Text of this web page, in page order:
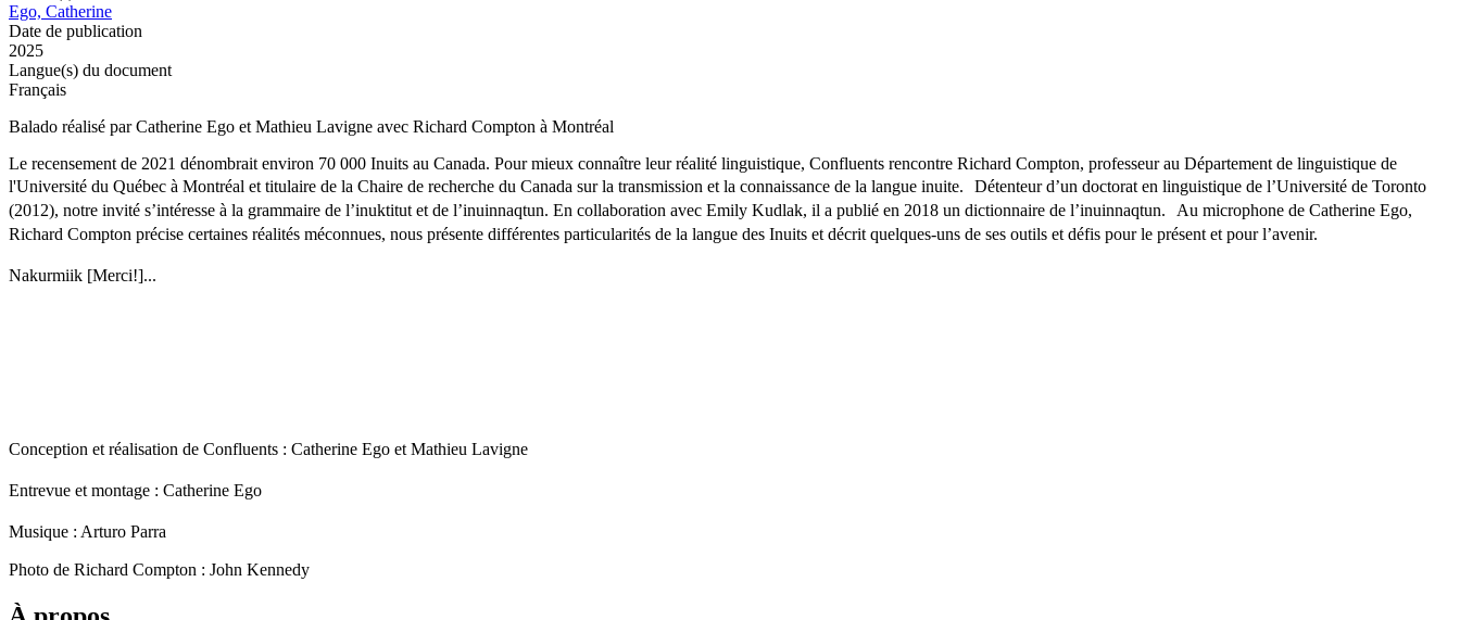
Ego, Catherine
Date de publication
2025
Langue(s) du document
Français
Balado réalisé par Catherine Ego et Mathieu Lavigne avec Richard Compton à Montréal
Le recensement de 2021 dénombrait environ 70 000 Inuits au Canada. Pour mieux connaître leur réalité linguistique, Confluents rencontre Richard Compton, professeur au Département de linguistique de
l'Université du Québec à Montréal et titulaire de la Chaire de recherche du Canada sur la transmission et la connaissance de la langue inuite. Détenteur d’un doctorat en linguistique de l’Université de Toronto
(2012), notre invité s’intéresse à la grammaire de l’inuktitut et de l’inuinnaqtun. En collaboration avec Emily Kudlak, il a publié en 2018 un dictionnaire de l’inuinnaqtun. Au microphone de Catherine Ego,
Richard Compton précise certaines réalités méconnues, nous présente différentes particularités de la langue des Inuits et décrit quelques-uns de ses outils et défis pour le présent et pour l’avenir.
Nakurmiik [Merci!]...
Conception et réalisation de Confluents : Catherine Ego et Mathieu Lavigne
Entrevue et montage : Catherine Ego
Musique : Arturo Parra
Photo de Richard Compton : John Kennedy